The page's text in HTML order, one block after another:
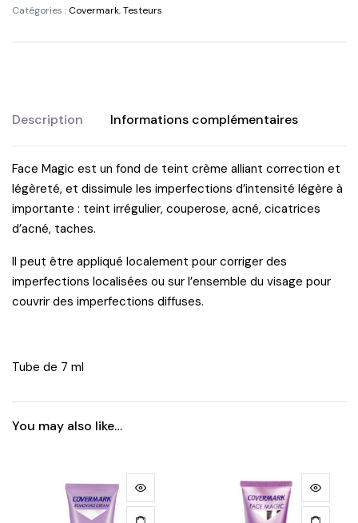
Catégories : Covermark,Testeurs
Description Informations complémentaires
Face Magic est un fond de teint crème alliant correction et
légèreté, et dissimule les imperfections d’intensité légère à
importante : teint irrégulier, couperose, acné, cicatrices
d’acné, taches.
Il peut être appliqué localement pour corriger des
imperfections localisées ou sur l’ensemble du visage pour
couvrir des imperfections diffuses.
Tube de 7 ml
You may also like…